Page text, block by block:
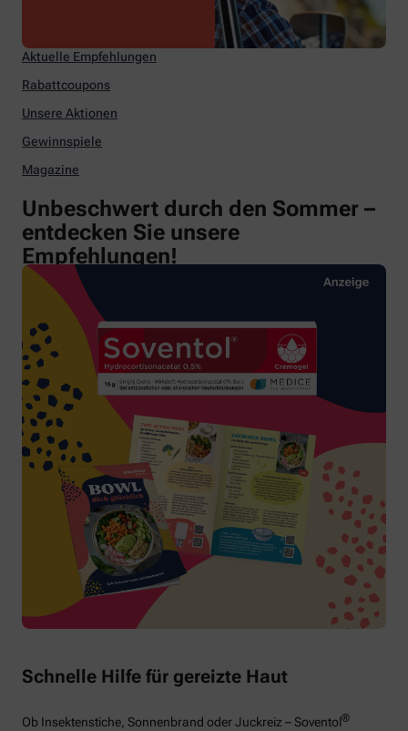
Aktuelle Empfehlungen
Rabattcoupons
Unsere Aktionen
Gewinnspiele
Magazine
Unbeschwert durch den Sommer –
entdecken Sie unsere
Empfehlungen!
Schnelle Hilfe für gereizte Haut
Ob Insektenstiche, Sonnenbrand oder Juckreiz – Soventol®